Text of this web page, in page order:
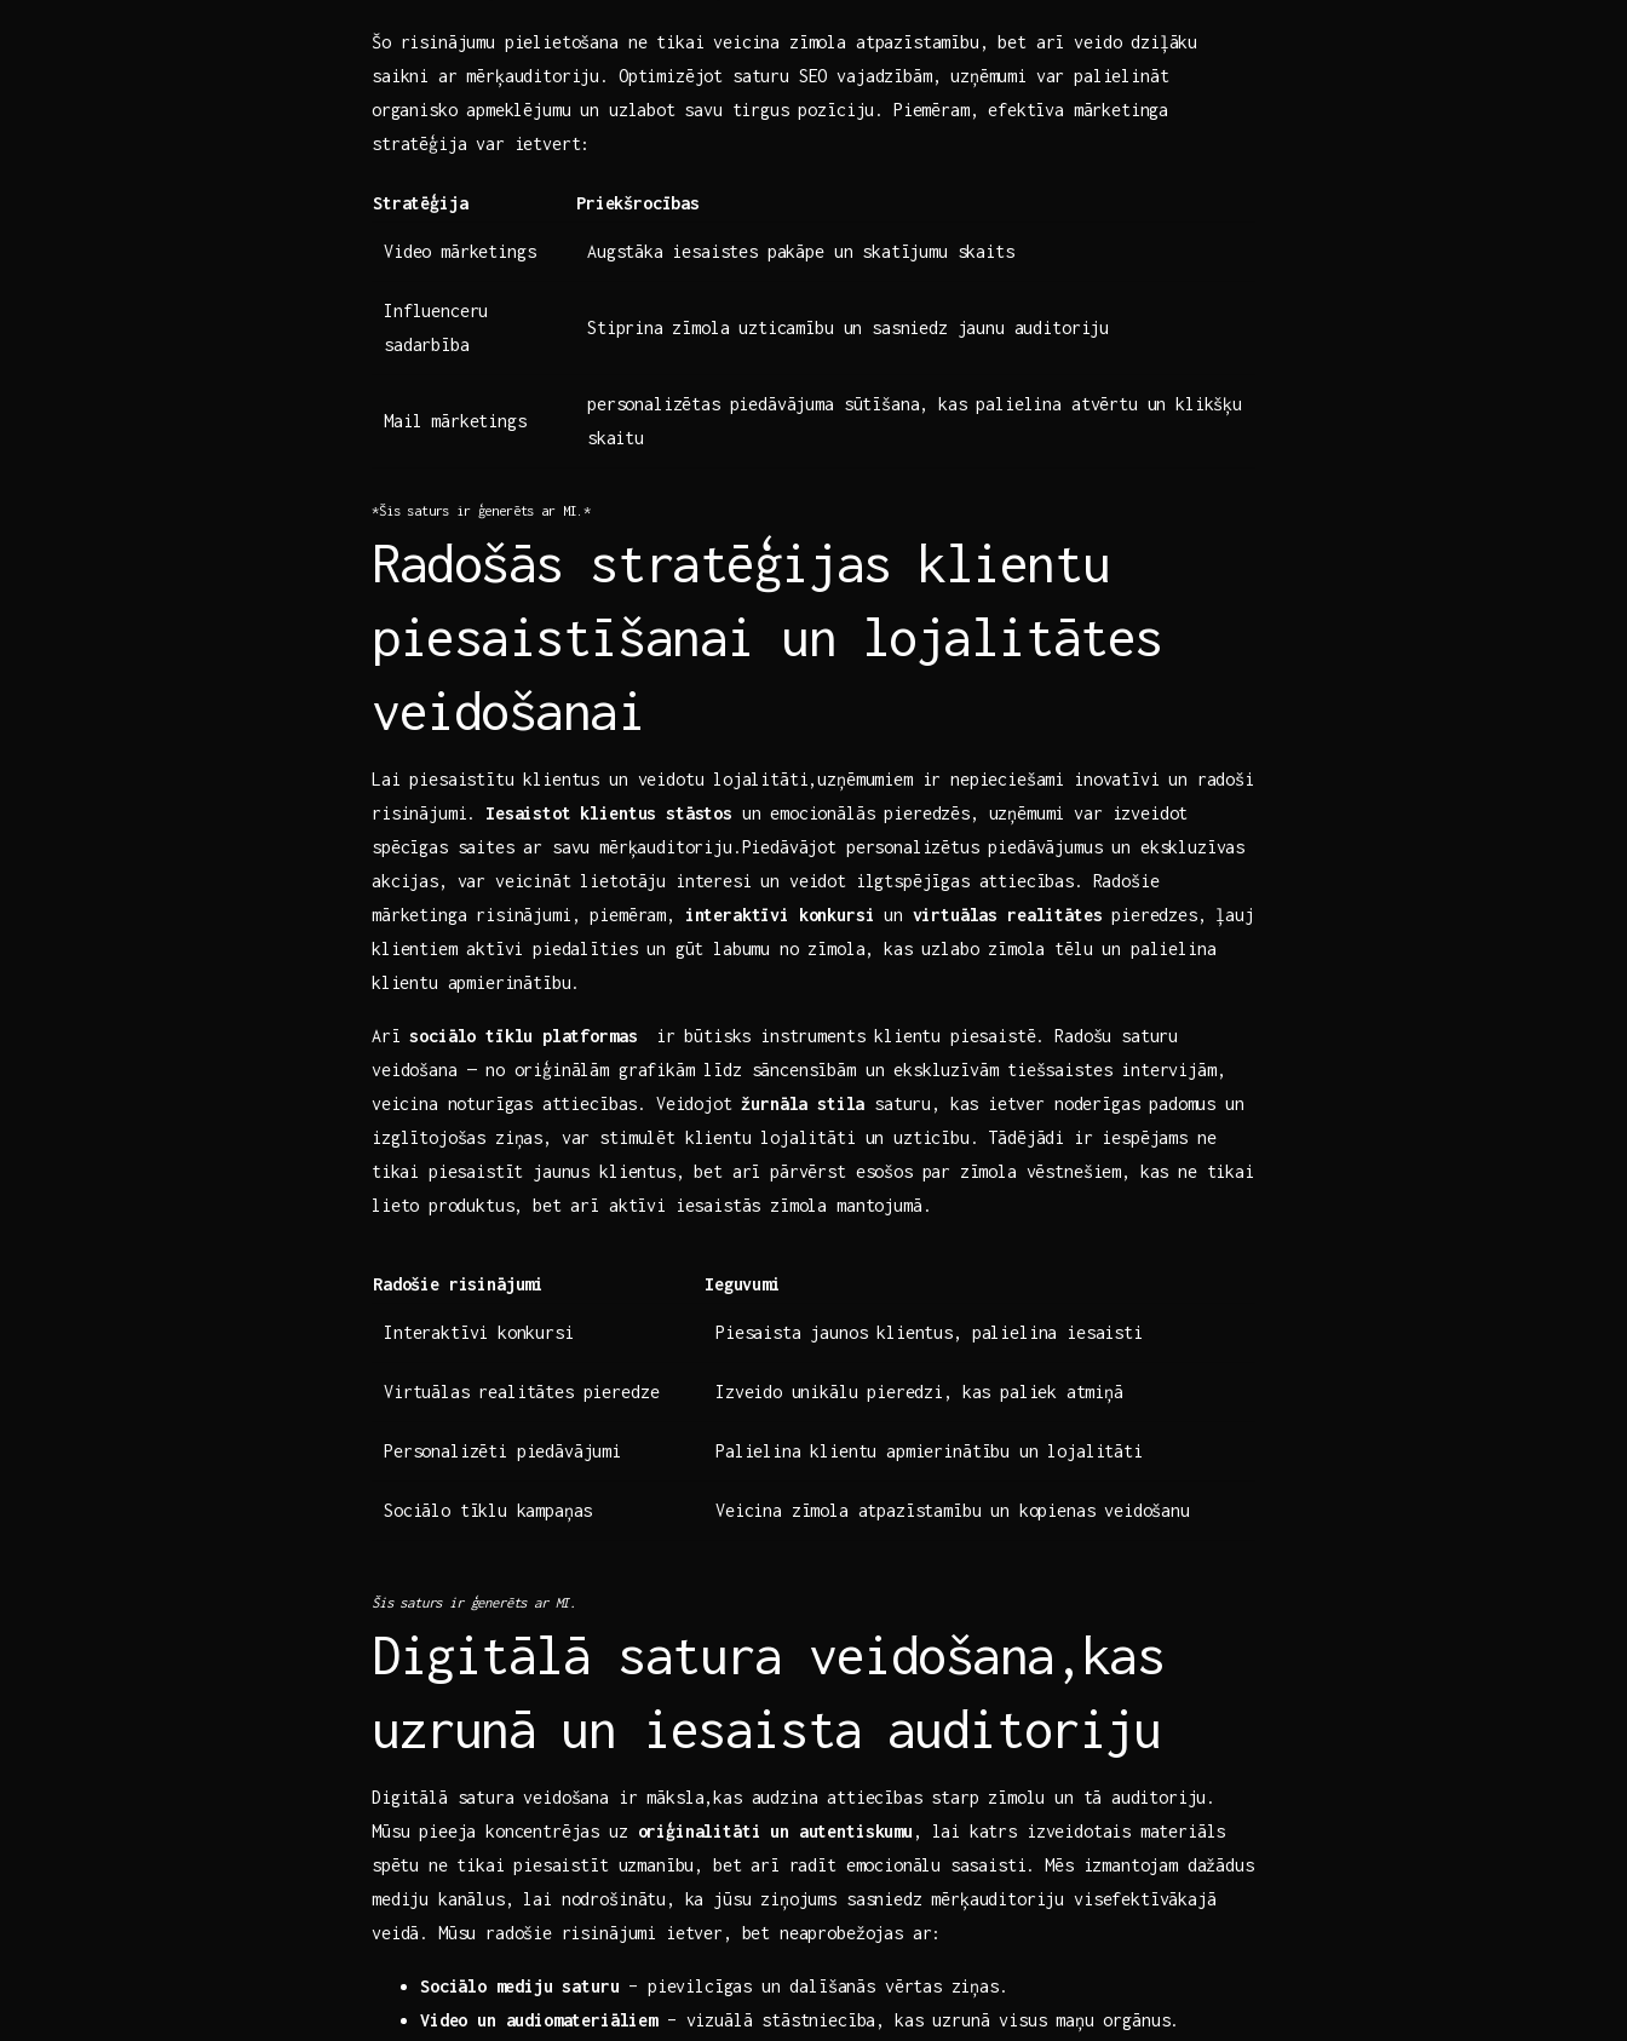
Šo risinājumu pielietošana ne tikai veicina zīmola atpazīstamību,‌ bet arī veido dziļāku
saikni ‌ar mērķauditoriju. Optimizējot saturu SEO vajadzībām, uzņēmumi var⁤ palielināt
⁢organisko apmeklējumu un uzlabot ⁣savu tirgus pozīciju. Piemēram, efektīva⁤ mārketinga
stratēģija var ietvert:
Stratēģija Priekšrocības
Video mārketings Augstāka⁤ iesaistes pakāpe un skatījumu skaits
Influenceru
sadarbība
Stiprina⁢ zīmola uzticamību un sasniedz jaunu​ auditoriju
Mail mārketings
personalizētas piedāvājuma sūtīšana, ‌kas palielina‍ atvērtu un klikšķu
⁤skaitu
*Šis ‌saturs ir ‌ģenerēts ⁣ar‍ MI.*
Radošās‍ stratēģijas klientu
piesaistīšanai un⁤ lojalitātes
veidošanai
Lai piesaistītu klientus un veidotu⁢ lojalitāti,uzņēmumiem‍ ir nepieciešami inovatīvi⁣ un radoši
risinājumi.‍ Iesaistot klientus stāstos un emocionālās pieredzēs, ​uzņēmumi var izveidot⁣
spēcīgas saites ar savu ⁤mērķauditoriju.Piedāvājot personalizētus piedāvājumus un ekskluzīvas
akcijas, ‍var veicināt lietotāju interesi un veidot ⁣ilgtspējīgas attiecības. ⁤Radošie
mārketinga risinājumi, piemēram, interaktīvi‌ konkursi ⁤un⁣ virtuālas realitātes pieredzes, ļauj
klientiem ⁣aktīvi piedalīties un gūt labumu⁣ no zīmola, kas uzlabo‌ zīmola tēlu un palielina
⁢klientu apmierinātību.
Arīsociālo tīklu ⁢platformas ⁤ ir būtisks instruments klientu piesaistē. Radošu saturu
veidošana — no oriģinālām grafikām līdz sāncensībām un ekskluzīvām ⁣tiešsaistes intervijām,
⁢veicina noturīgas⁣ attiecības.‌ Veidojotžurnāla⁢ stila saturu, kas ⁢ietver noderīgas padomus un
‌izglītojošas ziņas, var stimulēt klientu ⁣lojalitāti un uzticību. Tādējādi ir ⁢iespējams ne
⁤tikai piesaistīt jaunus klientus, ‌bet arī pārvērst esošos par ⁣zīmola vēstnešiem, kas ne tikai
lieto⁢ produktus, bet arī aktīvi iesaistās zīmola mantojumā.
Radošie ​risinājumi Ieguvumi
Interaktīvi ⁣konkursi Piesaista jaunos klientus, palielina iesaisti
Virtuālas realitātes pieredze Izveido ⁣unikālu pieredzi,‌ kas paliek⁣ atmiņā
Personalizēti piedāvājumi Palielina klientu‍ apmierinātību un lojalitāti
Sociālo tīklu ⁤kampaņas Veicina zīmola atpazīstamību ⁣un kopienas veidošanu
Šis⁢ saturs ir‍ ģenerēts ar⁣ MI.
Digitālā‌ satura veidošana,kas
uzrunā ⁣un iesaista ⁤auditoriju
Digitālā‌ satura veidošana ir māksla,kas audzina ⁢attiecības ⁣starp zīmolu un⁤ tā⁣ auditoriju.
Mūsu pieeja koncentrējas uz oriģinalitāti un autentiskumu , ‍lai⁤ katrs‌ izveidotais ⁣materiāls
⁢spētu⁤ ne tikai piesaistīt uzmanību, bet arī radīt​ emocionālu⁤ sasaisti.‍ Mēs ‌izmantojam dažādus
mediju kanālus, ‍lai nodrošinātu,⁢ ka ​jūsu ziņojums‌ sasniedz mērķauditoriju ‌visefektīvākajā
veidā. Mūsu radošie⁢ risinājumi ‍ietver,​ bet neaprobežojas ar:
Sociālo ⁤mediju​ saturu –⁤ pievilcīgas ‍un dalīšanās vērtas⁢ ziņas.
Video un audiomateriāliem– vizuālā stāstniecība, kas uzrunā visus maņu orgānus.